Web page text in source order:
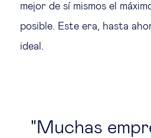
mejor de sí mismos el
posible. Este era, hasta
ideal.
Muchas